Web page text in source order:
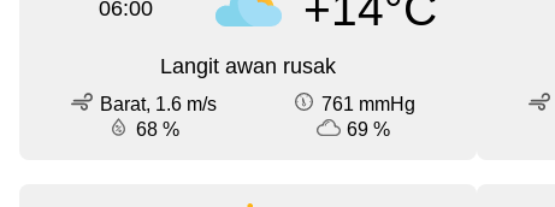
06:00
Langit awan rusak
Barat, 1.6 m/s
761 mmHg
68 %
69 %